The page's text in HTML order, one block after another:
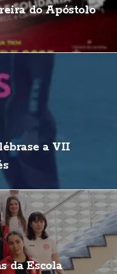
do Apóstolo
a VII
da Escola